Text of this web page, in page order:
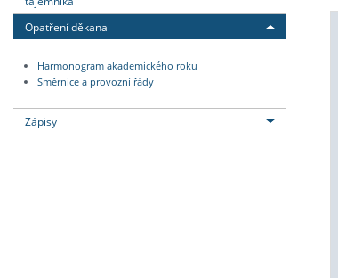
Opatření děkana
Harmonogram akademického roku
Směrnice a provozní řády
Zápisy